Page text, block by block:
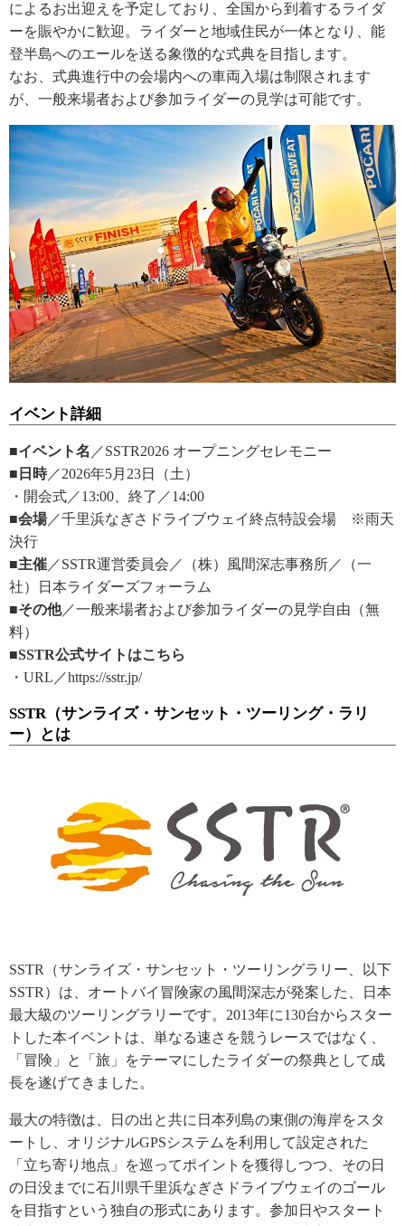
によるお出迎えを予定しており、全国から到着するライダ
ーを賑やかに歓迎。ライダーと地域住民が一体となり、能
登半島へのエールを送る象徴的な式典を目指します。
なお、式典進行中の会場内への車両入場は制限されます
が、一般来場者および参加ライダーの見学は可能です。
イベント詳細
■イベント名 ／SSTR2026 オープニングセレモニー
■日時／2026年5月23日（土）
・開会式／13:00、終了／14:00
■会場／千里浜なぎさドライブウェイ終点特設会場 ※雨天
決行
■主催 ／SSTR運営委員会／（株）風間深志事務所／（一
社）日本ライダーズフォーラム
■その他／一般来場者および参加ライダーの見学自由（無
料）
■SSTR公式サイトはこちら
・URL／https://sstr.jp/
SSTR（サンライズ・サンセット・ツーリング・ラリ
ー）とは
SSTR（サンライズ・サンセット・ツーリングラリー、以下
SSTR）は、オートバイ冒険家の風間深志が発案した、日本
最大級のツーリングラリーです。2013年に130台からスター
トした本イベントは、単なる速さを競うレースではなく、
「冒険」と「旅」をテーマにしたライダーの祭典として成
長を遂げてきました。
最大の特徴は、日の出と共に日本列島の東側の海岸をスタ
ートし、オリジナルGPSシステムを利用して設定された
「立ち寄り地点」を巡ってポイントを獲得しつつ、その日
の日没までに石川県千里浜なぎさドライブウェイのゴール
を目指すという独自の形式にあります。参加日やスタート